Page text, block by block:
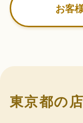
お客
東京都の